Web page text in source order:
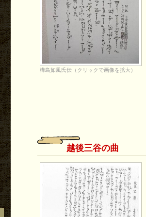
樺島如風氏伝（クリックで画像を拡大）
越後三谷の曲